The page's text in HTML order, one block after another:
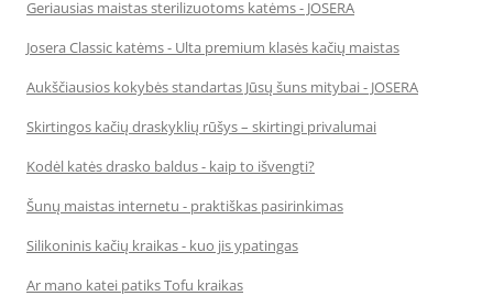
Geriausias maistas sterilizuotoms katėms - JOSERA
Josera Classic katėms - Ulta premium klasės kačių maistas
Aukščiausios kokybės standartas Jūsų šuns mitybai - JOSERA
Skirtingos kačių draskyklių rūšys – skirtingi privalumai
Kodėl katės drasko baldus - kaip to išvengti?
Šunų maistas internetu - praktiškas pasirinkimas
Silikoninis kačių kraikas - kuo jis ypatingas
Ar mano katei patiks Tofu kraikas